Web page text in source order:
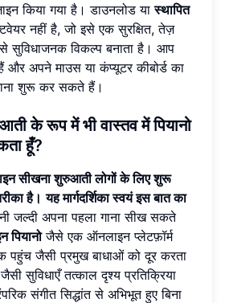
किया गया है। डाउनलोड यास्थापित
नहीं है, जो इसे एक सुरक्षित, तेज़
सुविधाजनक विकल्प बनाता है। आप
और अपने माउस या कंप्यूटर कीबोर्ड का
शुरू कर सकते हैं।
के रूप में भी वास्तव में पियानो
हूँ?
सीखना शुरुआती लोगों के लिए शुरू
है। यह मार्गदर्शिका स्वयं इस बात का
जल्दी अपना पहला गाना सीख सकते
पियानोजैसे एक ऑनलाइन प्लेटफ़ॉर्म
पहुंच जैसी प्रमुख बाधाओं को दूर करता
सुविधाएँ तत्काल दृश्य प्रतिक्रिया
संगीत सिद्धांत से अभिभूत हुए बिना